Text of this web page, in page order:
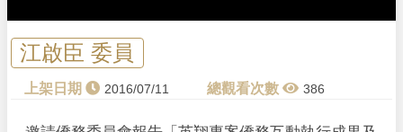
V
江啟臣 委員
2016/07/11 386